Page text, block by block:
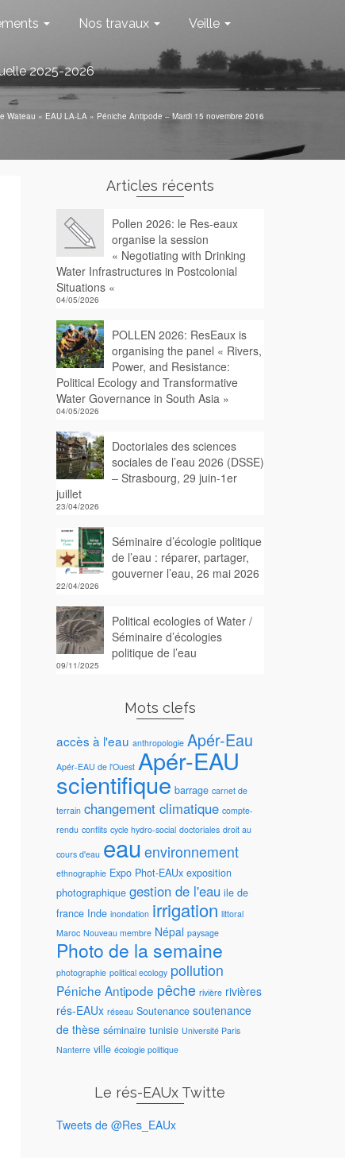
Nos travaux Veille
2025-2026
Wateau « EAU LA-LA » Péniche Antipode – Mardi 15 novembre 2016
Articles récents
Pollen 2026: le Res-eaux
organise la session
« Negotiating with Drinking
Water Infrastructures in Postcolonial
Situations «
04/05/2026
POLLEN 2026: ResEaux is
organising the panel « Rivers,
Power, and Resistance:
Political Ecology and Transformative
Water Governance in South Asia »
04/05/2026
Doctoriales des sciences
sociales de l’eau 2026 (DSSE)
– Strasbourg, 29 juin-1er
juillet
23/04/2026
Séminaire d’écologie politique
de l’eau : réparer, partager,
gouverner l’eau, 26 mai 2026
22/04/2026
Political ecologies of Water /
Séminaire d’écologies
politique de l’eau
09/11/2025
Mots clefs
accès à l'eau anthropologie Apér-Eau
Apér-EAU de l'Ouest Apér-EAU
scientifique barrage carnet de
terrain changement climatique compte-
rendu conflits cycle hydro-social doctoriales droit au
cours d'eau eau environnement
ethnographie Expo Phot-EAUx exposition
photographique gestion de l'eau ile de
france Inde inondation irrigation littoral
Maroc Nouveau membre Népal paysage
Photo de la semaine
photographie political ecology pollution
Péniche Antipode pêche rivière rivières
rés-EAUx réseau Soutenance soutenance
de thèse séminaire tunisie Université Paris
Nanterre ville écologie politique
Le rés-EAUx Twitte
Tweets de @Res_EAUx